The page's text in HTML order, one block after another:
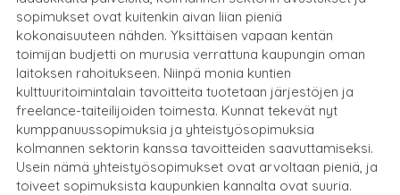
sopimukset ovat kuitenkin aivan liian pieniä
kokonaisuuteen nähden. Yksittäisen vapaan kentän
toimijan budjetti on murusia verrattuna kaupungin oman
laitoksen rahoitukseen. Niinpä monia kuntien
kulttuuritoimintalain tavoitteita tuotetaan järjestöjen ja
freelance-taiteilijoiden toimesta. Kunnat tekevät nyt
kumppanuussopimuksia ja yhteistyösopimuksia
kolmannen sektorin kanssa tavoitteiden saavuttamiseksi.
Usein nämä yhteistyösopimukset ovat arvoltaan pieniä, ja
toiveet sopimuksista kaupunkien kannalta ovat suuria.